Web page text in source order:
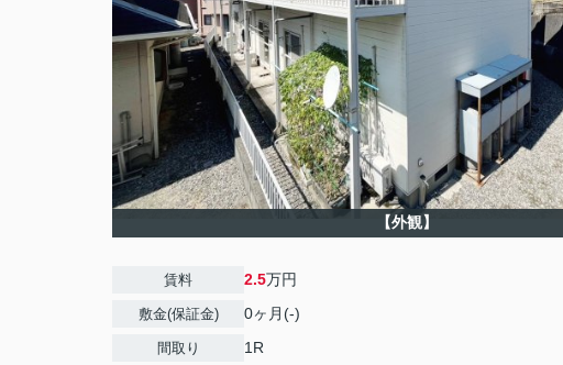
【外観】
賃料 2.5万円
敷金(保証金) 0ヶ月(-)
間取り 1R